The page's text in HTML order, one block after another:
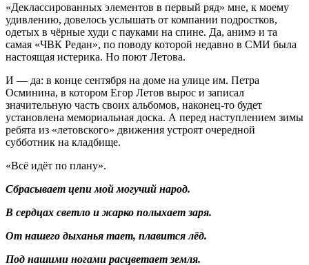
«Деклассированных элементов в первый ряд» мне, к моему
удивлению, довелось услышать от компании подростков,
одетых в чёрные худи с пауками на спине. Да, анимэ и та
самая «ЧВК Редан», по поводу которой недавно в СМИ была
настоящая истерика. Но поют Летова.
И — да: в конце сентября на доме на улице им. Петра
Осминина, в котором Егор Летов вырос и записал
значительную часть своих альбомов, наконец-то будет
установлена мемориальная доска. А перед наступлением зимы
ребята из «летовского» движения устроят очередной
субботник на кладбище.
«Всё идёт по плану».
Сбpасывает цепи мой могyчий наpод.
В сеpдцах светло и жаpко полыхает заpя.
От нашего дыханья тает, плавится лёд.
Под нашими ногами pасцветает земля.